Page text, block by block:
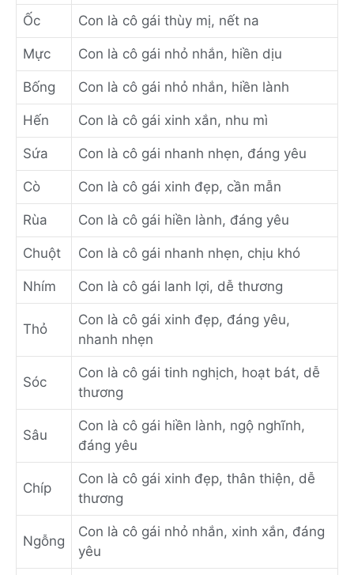
Ốc Con là cô gái thùy mị, nết na
Mực Con là cô gái nhỏ nhắn, hiền dịu
Bống Con là cô gái nhỏ nhắn, hiền lành
Hến Con là cô gái xinh xắn, nhu mì
Sứa Con là cô gái nhanh nhẹn, đáng yêu
Cò Con là cô gái xinh đẹp, cần mẫn
Rùa Con là cô gái hiền lành, đáng yêu
Chuột Con là cô gái nhanh nhẹn, chịu khó
Nhím Con là cô gái lanh lợi, dễ thương
Thỏ
Con là cô gái xinh đẹp, đáng yêu,
nhanh nhẹn
Sóc
Con là cô gái tinh nghịch, hoạt bát, dễ
thương
Sâu
Con là cô gái hiền lành, ngộ nghĩnh,
đáng yêu
Chíp
Con là cô gái xinh đẹp, thân thiện, dễ
thương
Ngỗng
Con là cô gái nhỏ nhắn, xinh xắn, đáng
yêu